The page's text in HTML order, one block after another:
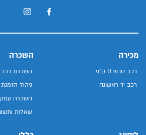
מכירה
רכב חדש 0 ק"מ
רכב יד ראשונה
השכרה
השכרת
ניהול
השכרה
שאלות